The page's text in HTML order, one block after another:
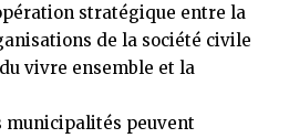
stratégique entre la
de la société civile
vivre ensemble et la
municipalités peuvent